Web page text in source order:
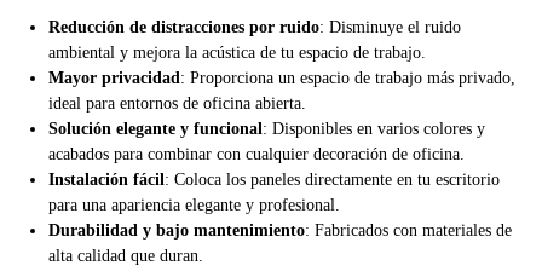
Reducción de distracciones por ruido: Disminuye el ruido
ambiental y mejora la acústica de tu espacio de trabajo.
Mayor privacidad: Proporciona un espacio de trabajo más privado,
ideal para entornos de oficina abierta.
Solución elegante y funcional: Disponibles en varios colores y
acabados para combinar con cualquier decoración de oficina.
Instalación fácil: Coloca los paneles directamente en tu escritorio
para una apariencia elegante y profesional.
Durabilidad y bajo mantenimiento: Fabricados con materiales de
alta calidad que duran.